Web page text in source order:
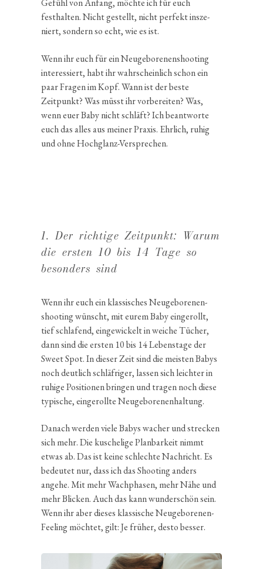
Gefühl von Anfang, möchte ich für euch
festhalten. Nicht gestellt, nicht perfekt insze­
niert, sondern so echt, wie es ist.
Wenn ihr euch für ein Neuge­bo­re­nen­shoo­ting
inter­es­siert, habt ihr wahrschein­lich schon ein
paar Fragen im Kopf. Wann ist der beste
Zeitpunkt? Was müsst ihr vorbe­reiten? Was,
wenn euer Baby nicht schläft? Ich beant­worte
euch das alles aus meiner Praxis. Ehrlich, ruhig
und ohne Hochglanz-Versprechen.
1. Der richtige Zeitpunkt: Warum
die ersten 10 bis 14 Tage so
beson­ders sind
Wenn ihr euch ein klassi­sches Neuge­bo­re­nen­
shoo­ting wünscht, mit eurem Baby einge­rollt,
tief schla­fend, einge­wi­ckelt in weiche Tücher,
dann sind die ersten 10 bis 14 Lebens­tage der
Sweet Spot. In dieser Zeit sind die meisten Babys
noch deutlich schläf­riger, lassen sich leichter in
ruhige Positionen bringen und tragen noch diese
typische, einge­rollte Neugeborenenhaltung.
Danach werden viele Babys wacher und strecken
sich mehr. Die kusche­lige Planbar­keit nimmt
etwas ab. Das ist keine schlechte Nachricht. Es
bedeutet nur, dass ich das Shooting anders
angehe. Mit mehr Wachphasen, mehr Nähe und
mehr Blicken. Auch das kann wunder­schön sein.
Wenn ihr aber dieses klassi­sche Neuge­bo­renen-
Feeling möchtet, gilt: Je früher, desto besser.